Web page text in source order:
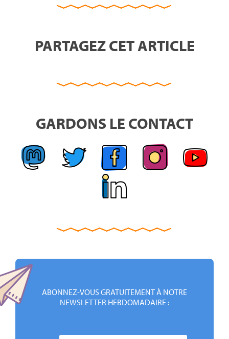
PARTAGEZ CET ARTICLE
GARDONS LE CONTACT
ABONNEZ-VOUS GRATUITEMENT À NOTRE
NEWSLETTER HEBDOMADAIRE :